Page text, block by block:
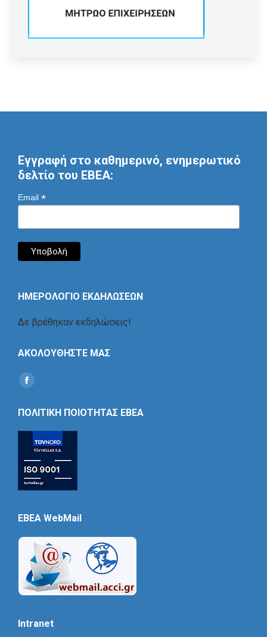
Εγγραφή στο καθημερινό, ενημερωτικό
δελτίο του ΕΒΕΑ:
Email *
ΗΜΕΡΟΛΟΓΙΟ ΕΚΔΗΛΩΣΕΩΝ
Δε βρέθηκαν εκδηλώσεις!
ΑΚΟΛΟΥΘΗΣΤΕ ΜΑΣ
Find us on:
Social
ΠΟΛΙΤΙΚΗ ΠΟΙΟΤΗΤΑΣ ΕΒΕΑ
EBEA WebMail
Intranet